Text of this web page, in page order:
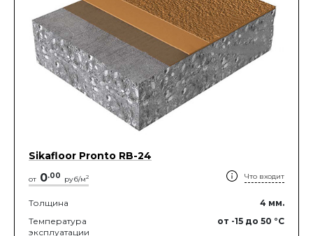
Sikafloor Pronto RB-24
от 0.00 руб/м2 Что входит
Толщина 4 мм.
Температура
эксплуатации
от -15 до 50 °C